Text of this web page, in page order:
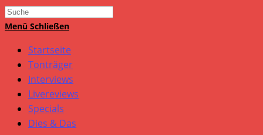
Search
this
Menü Schließen
Startseite
Tonträger
Interviews
Livereviews
Specials
Dies & Das